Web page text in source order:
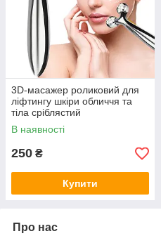
3D-масажер роликовий для
ліфтингу шкіри обличчя та
тіла сріблястий
В наявності
250 ₴
Купити
Про нас